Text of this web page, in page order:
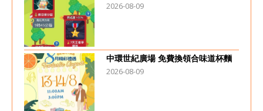
2026-08-09
中環世紀廣場 免費換領合味道杯麵
2026-08-09